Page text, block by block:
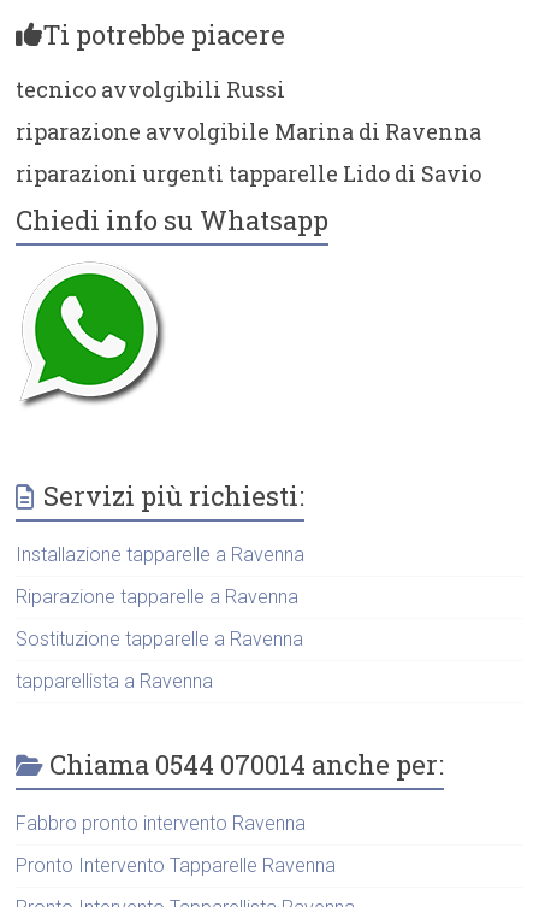
Ti potrebbe piacere
tecnico avvolgibili Russi
riparazione avvolgibile Marina di Ravenna
riparazioni urgenti tapparelle Lido di Savio
Chiedi info su Whatsapp
Servizi più richiesti:
Installazione tapparelle a Ravenna
Riparazione tapparelle a Ravenna
Sostituzione tapparelle a Ravenna
tapparellista a Ravenna
Chiama 0544 070014 anche per:
Fabbro pronto intervento Ravenna
Pronto Intervento Tapparelle Ravenna